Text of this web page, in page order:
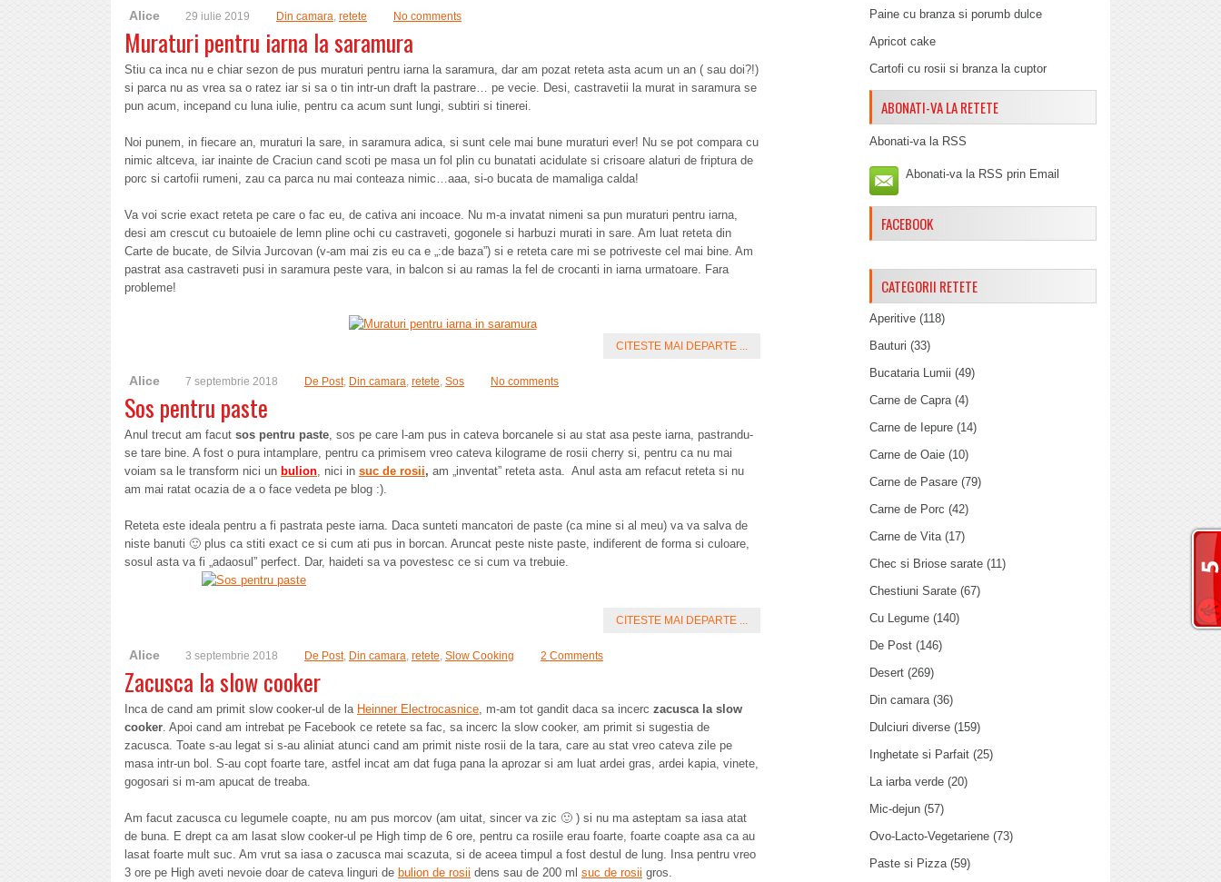
Alice 29 iulie 2019 Din camara, retete No comments
Muraturi pentru iarna la saramura
Stiu ca inca nu e chiar sezon de pus muraturi pentru iarna la saramura, dar am pozat reteta asta acum un an ( sau doi?!)
si parca nu as vrea sa o ratez iar si sa o tin intr-un draft la pastrare… pe vecie. Desi, castravetii la murat in saramura se
pun acum, incepand cu luna iulie, pentru ca acum sunt lungi, subtiri si tinerei.
Noi punem, in fiecare an, muraturi la sare, in saramura adica, si sunt cele mai bune muraturi ever! Nu se pot compara cu
nimic altceva, iar inainte de Craciun cand scoti pe masa un fol plin cu bunatati acidulate si crisoare alaturi de friptura de
porc si cartofii rumeni, zau ca parca nu mai conteaza nimic…aaa, si-o bucata de mamaliga calda!
Va voi scrie exact reteta pe care o fac eu, de cativa ani incoace. Nu m-a invatat nimeni sa pun muraturi pentru iarna,
desi am crescut cu butoaiele de lemn pline ochi cu castraveti, gogonele si harbuzi murati in sare. Am luat reteta din
Carte de bucate, de Silvia Jurcovan (v-am mai zis eu ca e „:de baza”) si e reteta care mi se potriveste cel mai bine. Am
pastrat asa castraveti pusi in saramura peste vara, in balcon si au ramas la fel de crocanti in iarna urmatoare. Fara
probleme!
CITESTE MAI DEPARTE ...
Alice 7 septembrie 2018 De Post, Din camara, retete, Sos No comments
Sos pentru paste
Anul trecut am facut sos pentru paste, sos pe care l-am pus in cateva borcanele si au stat asa peste iarna, pastrandu-
se tare bine. A fost o pura intamplare, pentru ca primisem vreo cateva kilograme de rosii cherry si, pentru ca nu mai
voiam sa le transform nici un bulion, nici in suc de rosii, am „inventat” reteta asta. Anul asta am refacut reteta si nu
am mai ratat ocazia de a o face vedeta pe blog :).
Reteta este ideala pentru a fi pastrata peste iarna. Daca sunteti mancatori de paste (ca mine si al meu) va va salva de
niste banuti 🙂 plus ca stiti exact ce si cum ati pus in borcan. Aruncat peste niste paste, indiferent de forma si culoare,
sosul asta va fi „adaosul” perfect. Dar, haideti sa va povestesc ce si cum va trebuie.
CITESTE MAI DEPARTE ...
Alice 3 septembrie 2018 De Post, Din camara, retete, Slow Cooking 2 Comments
Zacusca la slow cooker
Inca de cand am primit slow cooker-ul de la Heinner Electrocasnice, m-am tot gandit daca sa incerc zacusca la slow
cooker. Apoi cand am intrebat pe Facebook ce retete sa fac, sa incerc la slow cooker, am primit si sugestia de
zacusca. Toate s-au legat si s-au aliniat atunci cand am primit niste rosii de la tara, care au stat vreo cateva zile pe
masa intr-un bol. S-au copt foarte tare, astfel incat am dat fuga pana la aprozar si am luat ardei gras, ardei kapia, vinete,
gogosari si m-am apucat de treaba.
Am facut zacusca cu legumele coapte, nu am pus morcov (am uitat, sincer va zic 🙂 ) si nu ma asteptam sa iasa atat
de buna. E drept ca am lasat slow cooker-ul pe High timp de 6 ore, pentru ca rosiile erau foarte, foarte coapte asa ca au
lasat foarte mult suc. Am vrut sa iasa o zacusca mai scazuta, si de aceea timpul a fost destul de lung. Insa pentru vreo
3 ore pe High aveti nevoie doar de cateva linguri de bulion de rosii dens sau de 200 ml suc de rosii gros.
Paine cu branza si porumb dulce
Apricot cake
Cartofi cu rosii si branza la cuptor
ABONATI-VA LA RETETE
Abonati-va la RSS
Abonati-va la RSS prin Email
FACEBOOK
CATEGORII RETETE
Aperitive (118)
Bauturi (33)
Bucataria Lumii (49)
Carne de Capra(4)
Carne de Iepure (14)
Carne de Oaie (10)
Carne de Pasare (79)
Carne de Porc (42)
Carne de Vita(17)
Chec si Briose sarate (11)
Chestiuni Sarate (67)
Cu Legume (140)
De Post (146)
Desert (269)
Din camara(36)
Dulciuri diverse (159)
Inghetate si Parfait (25)
La iarba verde (20)
Mic-dejun (57)
Ovo-Lacto-Vegetariene (73)
Paste si Pizza(59)